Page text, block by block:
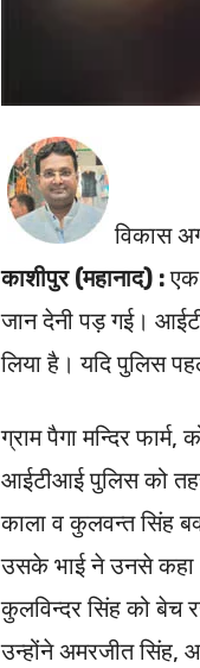
विकास
काशीपुर (महानाद) :एक
जान देनी पड़ गई।
लिया है। यदि पुलिस
ग्राम पैगा मन्दिर
आईटीआई पुलिस को
काला व कुलवन्त सिंह
उसके भाई ने उनसे कहा
कुलविन्दर सिंह को बेच
उन्होंने अमरजीत सिंह,